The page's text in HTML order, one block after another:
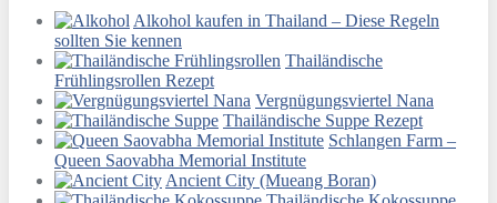
Alkohol kaufen in Thailand – Diese Regeln
sollten Sie kennen
Thailändische
Frühlingsrollen Rezept
Vergnügungsviertel Nana
Thailändische Suppe Rezept
Schlangen Farm –
Queen Saovabha Memorial Institute
Ancient City (Mueang Boran)